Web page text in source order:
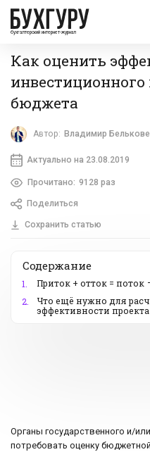
бухгалтерский интернет-журнал
Как оценить
инвестиционного
бюджета
Автор: Владимир
Актуально на 23.08.2019
Прочитано: 9128 раз
Поделиться
Сохранить статью
Содержание
1.
Приток + отток = поток
2.
Что ещё нужно для
эффективности проекта
Органы государственного и/
потребовать оценку